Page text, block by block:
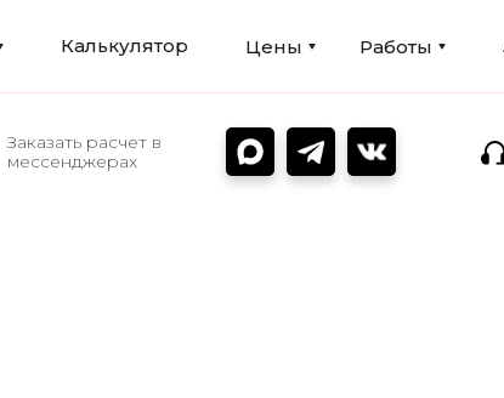
Калькулятор Цены Работы
Заказать расчет в
мессенджерах